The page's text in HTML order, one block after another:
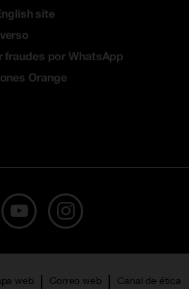
site
fraudes por WhatsApp
Orange
web Correo web Canal de ética